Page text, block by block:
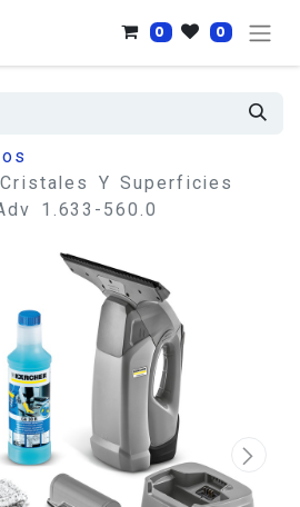
0 0
Y Superficies
1.633-560.0